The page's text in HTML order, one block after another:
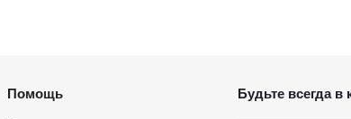
Помощь Будьте всегда в